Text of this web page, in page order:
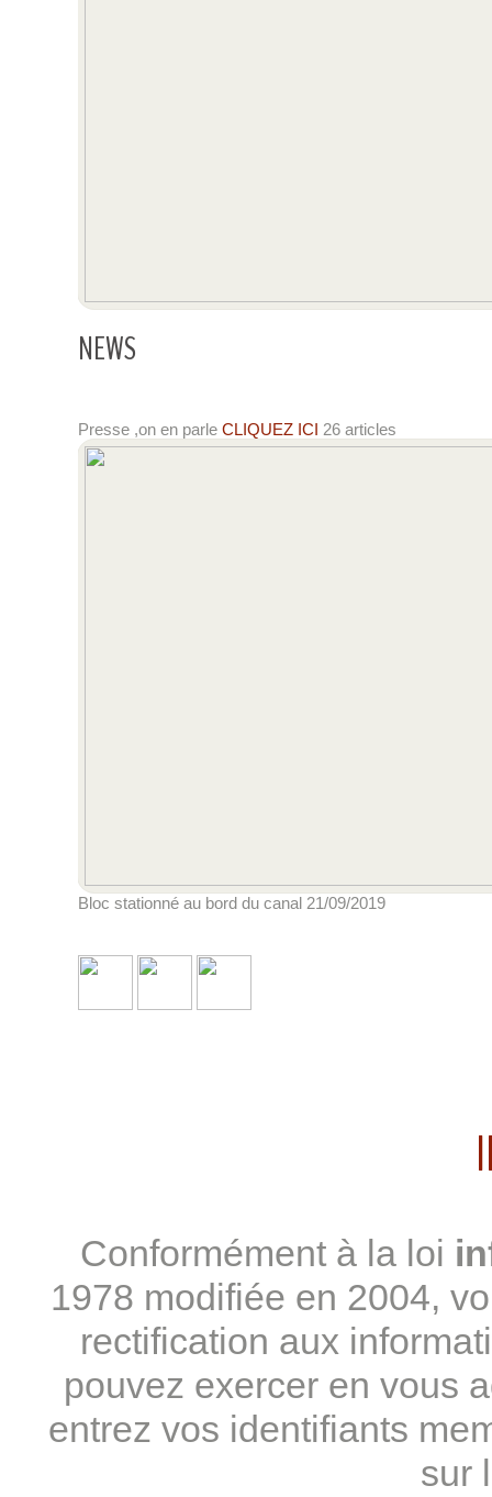
NEWS
Presse ,on en parle CLIQUEZ ICI 26 articles
Bloc stationné au bord du canal 21/09/2019
Conformément à la loi
1978 modifiée en 2004,
rectification aux
pouvez exercer en vous
entrez vos identifiants
sur